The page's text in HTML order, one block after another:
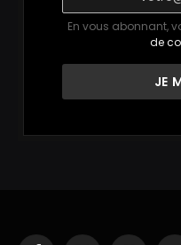
En vous abonnant,
de